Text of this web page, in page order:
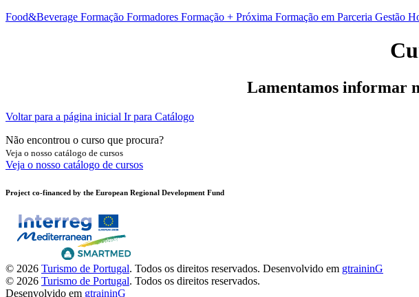
Food&Beverage Formação Formadores Formação + Próxima Formação em Parceria Gestão
Lamentamos informar
Voltar para a página inicial Ir para Catálogo
Não encontrou o curso que procura?
Veja o nosso catálogo de cursos
Veja o nosso catálogo de cursos
Project co-financed by the European Regional Development Fund
© 2026 Turismo de Portugal. Todos os direitos reservados. Desenvolvido em gtraininG
© 2026 Turismo de Portugal. Todos os direitos reservados.
Desenvolvido em gtraininG